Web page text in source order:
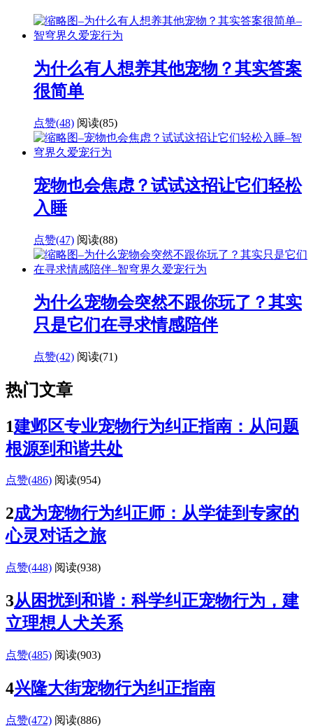
为什么有人想养其他宠物？其实答案
很简单
点赞(48) 阅读(85)
宠物也会焦虑？试试这招让它们轻松
入睡
点赞(47) 阅读(88)
为什么宠物会突然不跟你玩了？其实
只是它们在寻求情感陪伴
点赞(42) 阅读(71)
热门文章
1建邺区专业宠物行为纠正指南：从问题
根源到和谐共处
点赞(486) 阅读(954)
2成为宠物行为纠正师：从学徒到专家的
心灵对话之旅
点赞(448) 阅读(938)
3从困扰到和谐：科学纠正宠物行为，建
立理想人犬关系
点赞(485) 阅读(903)
4兴隆大街宠物行为纠正指南
点赞(472) 阅读(886)